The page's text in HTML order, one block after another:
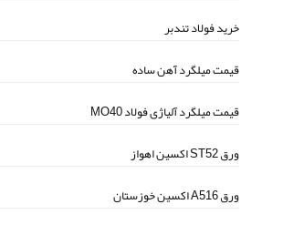
خرید فولاد تندبر
قیمت میلگرد آهن ساده
قیمت میلگرد آلیاژی فولاد MO40
ورق ST52 اکسین اهواز
ورق A516 اکسین خوزستان